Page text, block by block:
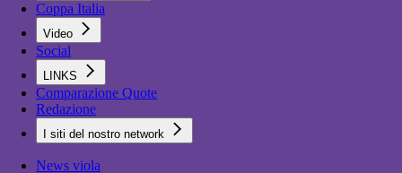
Coppa Italia
Video
Social
LINKS
Comparazione Quote
Redazione
I siti del nostro network
News viola